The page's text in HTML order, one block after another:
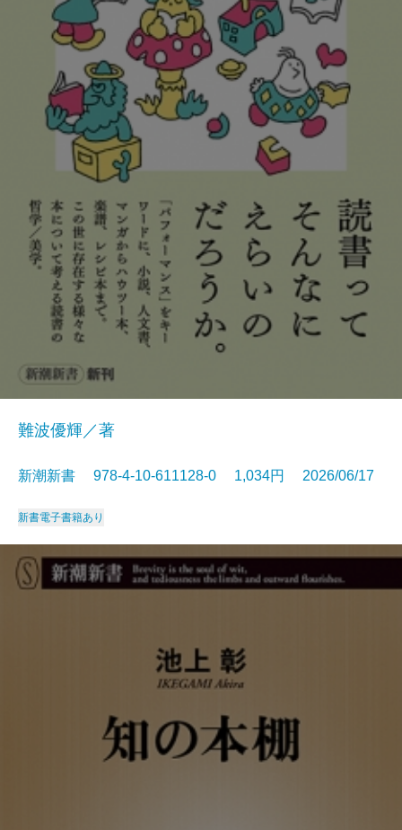
難波優輝／著
新潮新書 978-4-10-611128-0 1,034円 2026/06/17
新書電子書籍あり